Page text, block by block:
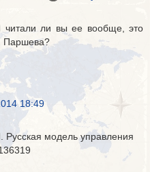
читали ли вы ее вообще, это
Паршева?
18:49
модель управления